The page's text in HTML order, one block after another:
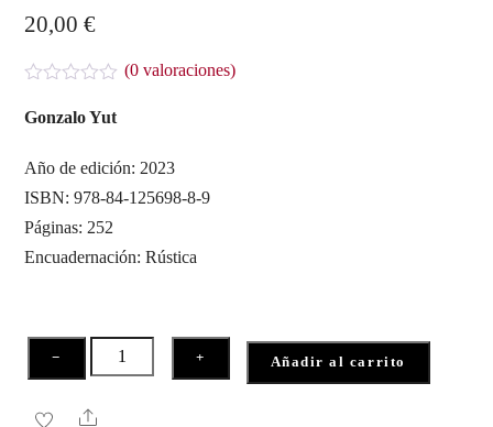
20,00€
a
r
d
o
c
o
5
(0valoraciones)
Gonzalo Yut
Año de edición: 2023
ISBN: 978-84-125698-8-9
Páginas: 252
Encuadernación: Rústica
−
Fanta
Naranja
Limón
+ Añadir al carrito
Share